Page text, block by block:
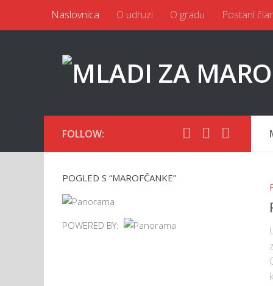
Naslovnica O udruzi O gradu Postani
FOLLOW:
POGLED S “MAROFČANKE”
POWERED BY: